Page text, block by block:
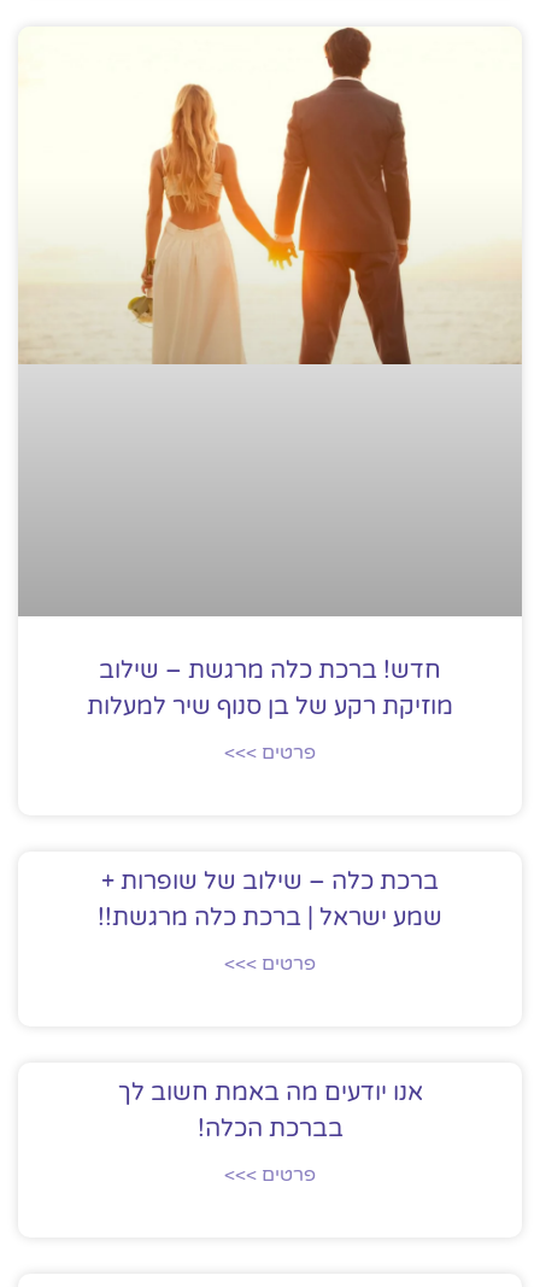
חדש! ברכת כלה מרגשת – שילוב
מוזיקת רקע של בן סנוף שיר למעלות
פרטים >>>
ברכת כלה – שילוב של שופרות +
שמע ישראל | ברכת כלה מרגשת!!
פרטים >>>
אנו יודעים מה באמת חשוב לך
בברכת הכלה!
פרטים >>>